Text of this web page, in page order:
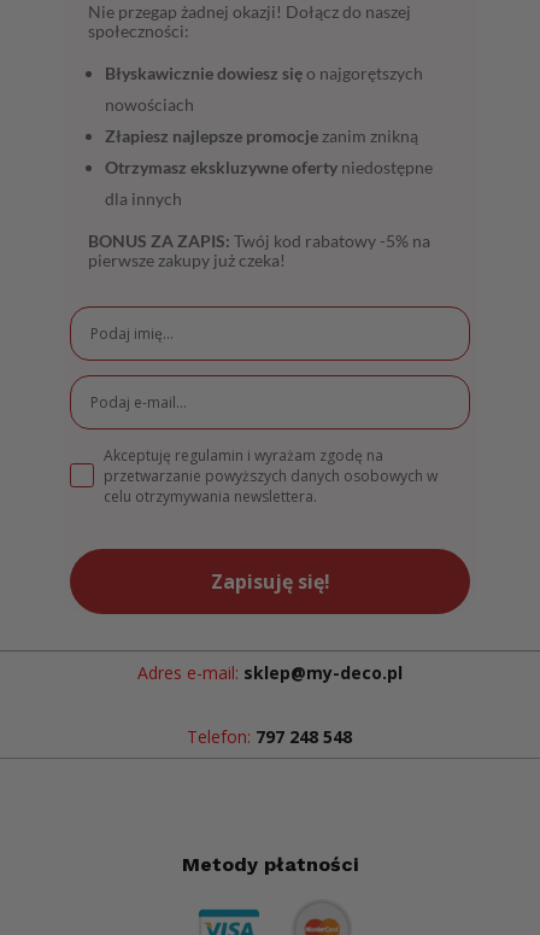
Nie przegap żadnej okazji! Dołącz do naszej
społeczności:
Błyskawicznie dowiesz sięo najgorętszych
nowościach
Złapiesz najlepsze promocje zanim znikną
Otrzymasz ekskluzywne oferty niedostępne
dla innych
BONUS ZA ZAPIS: Twój kod rabatowy -5% na
pierwsze zakupy już czeka!
Akceptuję regulamin i wyrażam zgodę na
przetwarzanie powyższych danych osobowych w
celu otrzymywania newslettera.
Zapisuję się!
Adres e-mail: sklep@my-deco.pl
Telefon: 797 248 548
Metody płatności